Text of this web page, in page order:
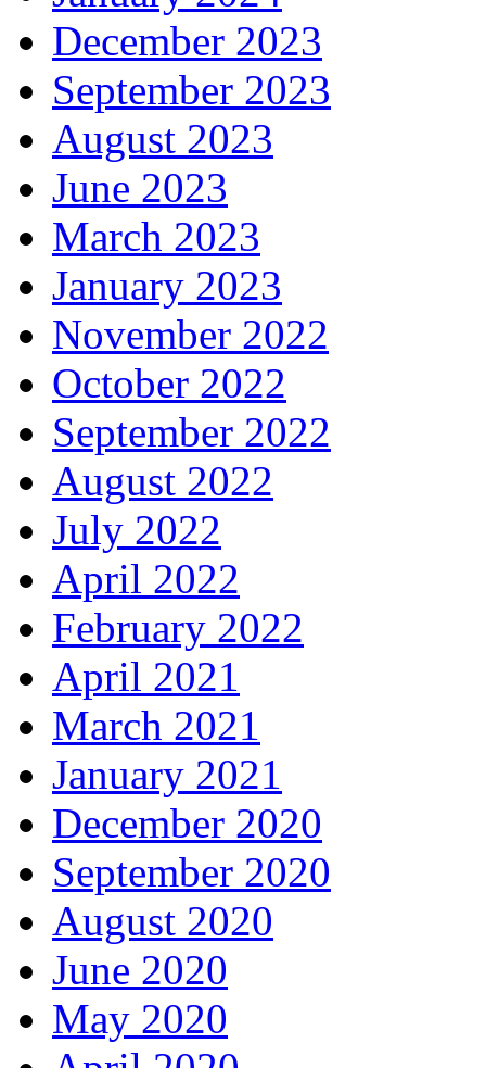
December 2023
September 2023
August 2023
June 2023
March 2023
January 2023
November 2022
October 2022
September 2022
August 2022
July 2022
April 2022
February 2022
April 2021
March 2021
January 2021
December 2020
September 2020
August 2020
June 2020
May 2020